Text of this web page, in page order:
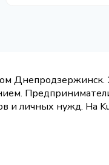
и личных нужд. На